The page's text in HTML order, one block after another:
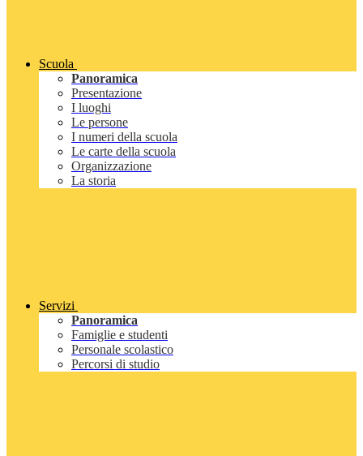
Scuola
Panoramica
Presentazione
I luoghi
Le persone
I numeri della scuola
Le carte della scuola
Organizzazione
La storia
Servizi
Panoramica
Famiglie e studenti
Personale scolastico
Percorsi di studio